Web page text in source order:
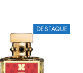
DESTAQUE